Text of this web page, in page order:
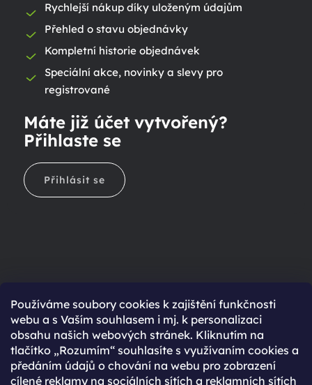
Používáme soubory cookies k zajištění funkčnosti
webu a s Vaším souhlasem i mj. k personalizaci
obsahu našich webových stránek. Kliknutím na
tlačítko „Rozumím“ souhlasíte s využívaním cookies a
předáním údajů o chování na webu pro zobrazení
cílené reklamy na sociálních sítích a reklamních sítích
Rychlejší nákup díky uloženým údajům
Přehled o stavu objednávky
Kompletní historie objednávek
Speciální akce, novinky a slevy pro
registrované
Máte již účet vytvořený?
Přihlaste se
Přihlásit se
Ještě nemáte účet?
Rychlejší nákup díky uloženým údajům
Přehled o stavu objednávky
Kompletní historie objednávek